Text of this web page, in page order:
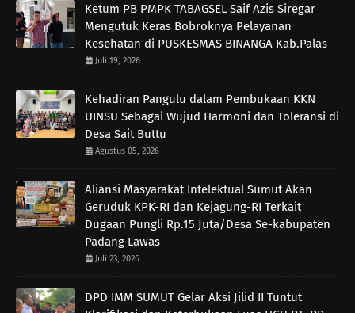
Ketum PB PMPK TABAGSEL Saif Azis Siregar
Mengutuk Keras Bobroknya Pelayanan
Kesehatan di PUSKESMAS BINANGA Kab.Palas
Juli 19, 2026
Kehadiran Pangulu dalam Pembukaan KKN
UINSU Sebagai Wujud Harmoni dan Toleransi di
Desa Sait Buttu
Agustus 05, 2026
Aliansi Masyarakat Intelektual Sumut Akan
Geruduk KPK-RI dan Kejagung-RI Terkait
Dugaan Pungli Rp.15 Juta/Desa Se-kabupaten
Padang Lawas
Juli 23, 2026
DPD IMM SUMUT Gelar Aksi Jilid II Tuntut